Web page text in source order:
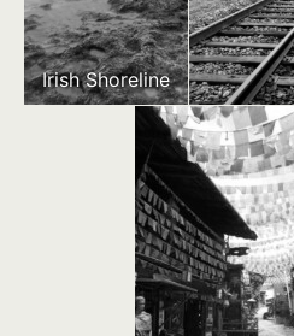
Irish Shoreline